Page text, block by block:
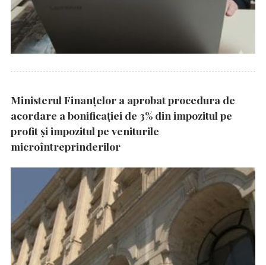
Ministerul Finanțelor a aprobat procedura de
acordare a bonificației de 3% din impozitul pe
profit și impozitul pe veniturile
microîntreprinderilor